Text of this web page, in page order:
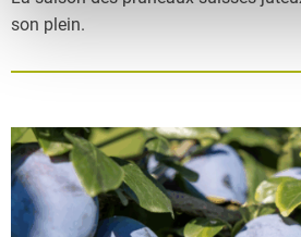
son plein.